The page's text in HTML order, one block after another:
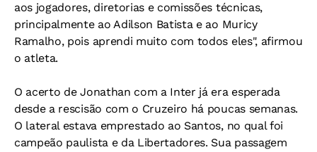
aos jogadores, diretorias e comissões técnicas,
principalmente ao Adilson Batista e ao Muricy
Ramalho, pois aprendi muito com todos eles", afirmou
o atleta.
O acerto de Jonathan com a Inter já era esperada
desde a rescisão com o Cruzeiro há poucas semanas.
O lateral estava emprestado ao Santos, no qual foi
campeão paulista e da Libertadores. Sua passagem